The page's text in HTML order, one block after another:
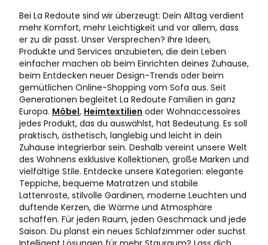
Bei La Redoute sind wir überzeugt: Dein Alltag verdient
mehr Komfort, mehr Leichtigkeit und vor allem, dass
er zu dir passt. Unser Versprechen? Ihre Ideen,
Produkte und Services anzubieten, die dein Leben
einfacher machen ob beim Einrichten deines Zuhause,
beim Entdecken neuer Design-Trends oder beim
gemütlichen Online-Shopping vom Sofa aus. Seit
Generationen begleitet La Redoute Familien in ganz
Europa. Möbel, Heimtextilien oder Wohnaccessoires
jedes Produkt, das du auswählst, hat Bedeutung. Es soll
praktisch, ästhetisch, langlebig und leicht in dein
Zuhause integrierbar sein. Deshalb vereint unsere Welt
des Wohnens exklusive Kollektionen, große Marken und
vielfältige Stile. Entdecke unsere Kategorien: elegante
Teppiche, bequeme Matratzen und stabile
Lattenroste, stilvolle Gardinen, moderne Leuchten und
duftende Kerzen, die Wärme und Atmosphäre
schaffen. Für jeden Raum, jeden Geschmack und jede
Saison. Du planst ein neues Schlafzimmer oder suchst